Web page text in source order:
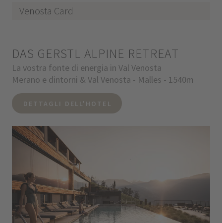
Venosta Card
DAS GERSTL ALPINE RETREAT
La vostra fonte di energia in Val Venosta
Merano e dintorni & Val Venosta - Malles - 1540m
DETTAGLI DELL'HOTEL